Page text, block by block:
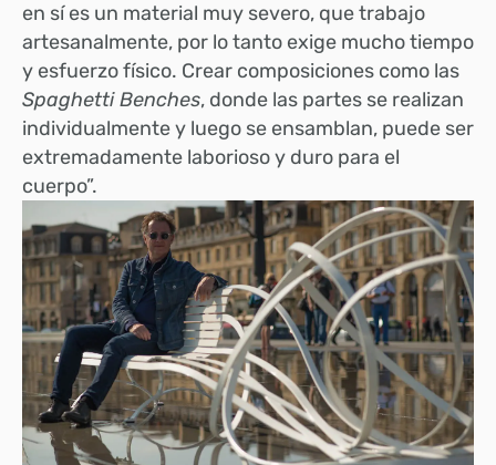
en sí es un material muy severo, que trabajo
artesanalmente, por lo tanto exige mucho tiempo
y esfuerzo físico. Crear composiciones como las
Spaghetti Benches, donde las partes se realizan
individualmente y luego se ensamblan, puede ser
extremadamente laborioso y duro para el
cuerpo”.